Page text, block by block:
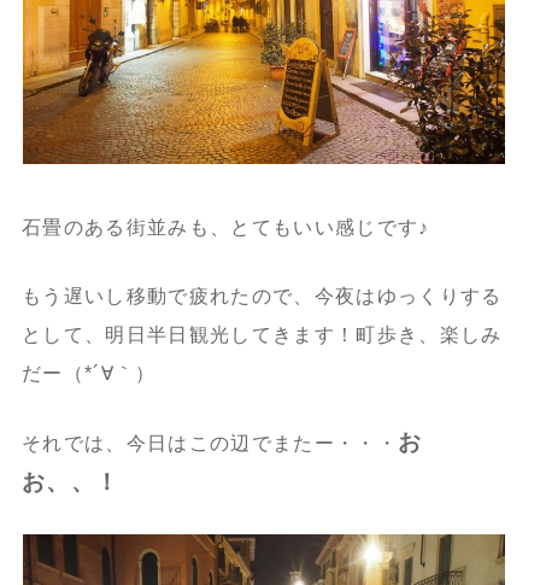
石畳のある街並みも、とてもいい感じです♪
もう遅いし移動で疲れたので、今夜はゆっくりする
として、明日半日観光してきます！町歩き、楽しみ
だー（*´∀｀）
それでは、今日はこの辺でまたー・・・ お
お、、！